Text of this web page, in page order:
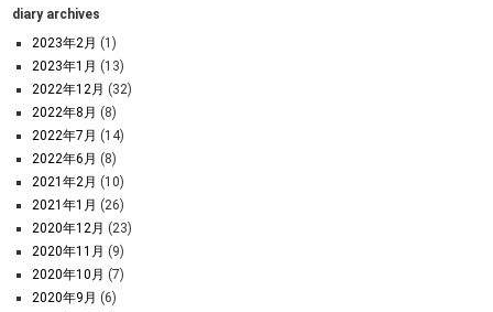
diary archives
2023年2月 (1)
2023年1月 (13)
2022年12月 (32)
2022年8月 (8)
2022年7月 (14)
2022年6月 (8)
2021年2月 (10)
2021年1月 (26)
2020年12月 (23)
2020年11月 (9)
2020年10月 (7)
2020年9月 (6)